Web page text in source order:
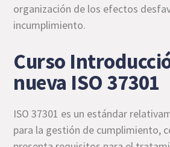
organización de los efectos
incumplimiento.
Curso
nueva ISO 37301
ISO 37301 es un estándar
para la gestión de cumplimiento,